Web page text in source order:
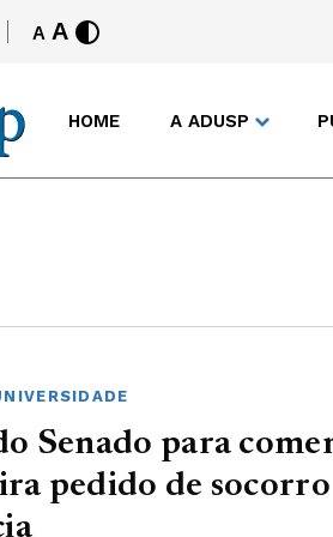
A A
HOME A ADUSP
Senado para
pedido de